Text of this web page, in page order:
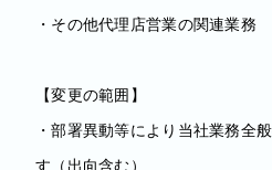
・その他代理店営業の関連業務
【変更の範囲】
・部署異動等により当社業務全
す（出向含む）